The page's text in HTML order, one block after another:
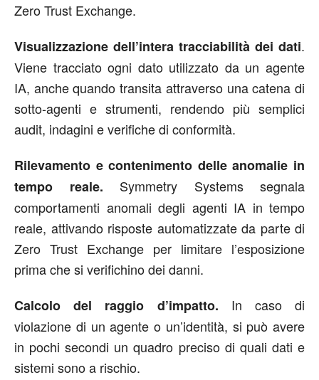
Zero Trust Exchange.
Visualizzazione dell’intera tracciabilità dei dati.
Viene tracciato ogni dato utilizzato da un agente
IA, anche quando transita attraverso una catena di
sotto-agenti e strumenti, rendendo più semplici
audit, indagini e verifiche di conformità.
Rilevamento e contenimento delle anomalie in
tempo reale. Symmetry Systems segnala
comportamenti anomali degli agenti IA in tempo
reale, attivando risposte automatizzate da parte di
Zero Trust Exchange per limitare l’esposizione
prima che si verifichino dei danni.
Calcolo del raggio d’impatto. In caso di
violazione di un agente o un’identità, si può avere
in pochi secondi un quadro preciso di quali dati e
sistemi sono a rischio.